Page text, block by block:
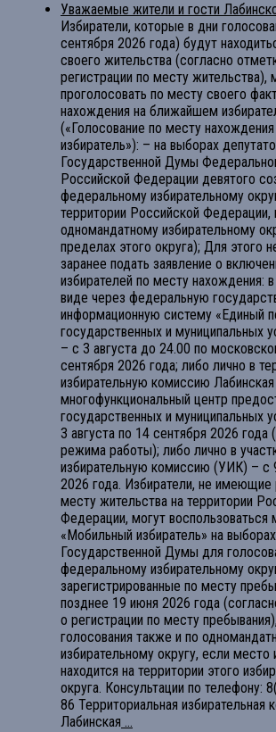
Уважаемые жители и гости
Избиратели, которые в дни
сентября 2026 года) будут
своего жительства (согласно
регистрации по месту жительства),
проголосовать по месту своего
нахождения на ближайшем
(«Голосование по месту
избиратель»): – на выборах
Государственной Думы
Российской Федерации девятого
федеральному избирательному
территории Российской Федерации,
одномандатному избирательному
пределах этого округа); Для этого
заранее подать заявление о
избирателей по месту нахождения:
виде через федеральную
информационную систему «Единый
государственных и муниципальных
– с 3 августа до 24.00 по
сентября 2026 года; либо лично в
избирательную комиссию
многофункциональный центр
государственных и муниципальных
3 августа по 14 сентября 2026 года
режима работы); либо лично в
избирательную комиссию (УИК) – с
2026 года. Избиратели, не имеющие
месту жительства на территории
Федерации, могут воспользоваться
«Мобильный избиратель» на
Государственной Думы для
федеральному избирательному
зарегистрированные по месту
позднее 19 июня 2026 года
о регистрации по месту
голосования также и по
избирательному округу, если место
находится на территории этого
округа. Консультации по телефону:
86 Территориальная избирательная
Лабинская ...